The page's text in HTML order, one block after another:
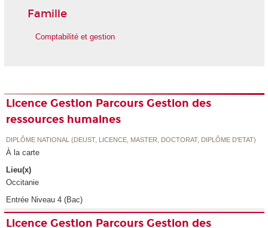
Famille
Comptabilité et gestion
Licence Gestion Parcours Gestion des
ressources humaines
DIPLÔME NATIONAL (DEUST, LICENCE, MASTER, DOCTORAT, DIPLÔME D'ETAT)
À la carte
Lieu(x)
Occitanie
Entrée Niveau 4 (Bac)
Licence Gestion Parcours Gestion des